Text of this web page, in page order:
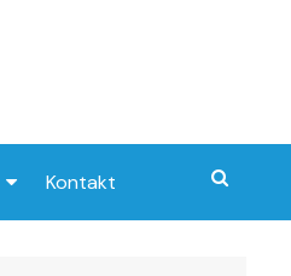
Kontakt